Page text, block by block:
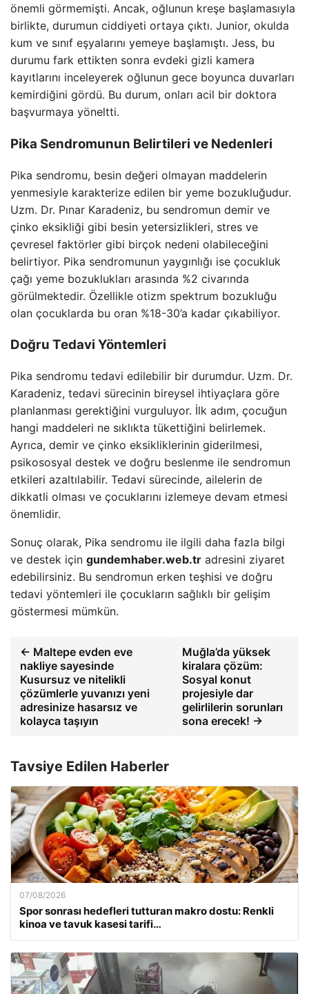
önemli görmemişti. Ancak, oğlunun kreşe başlamasıyla
birlikte, durumun ciddiyeti ortaya çıktı. Junior, okulda
kum ve sınıf eşyalarını yemeye başlamıştı. Jess, bu
durumu fark ettikten sonra evdeki gizli kamera
kayıtlarını inceleyerek oğlunun gece boyunca duvarları
kemirdiğini gördü. Bu durum, onları acil bir doktora
başvurmaya yöneltti.
Pika Sendromunun Belirtileri ve Nedenleri
Pika sendromu, besin değeri olmayan maddelerin
yenmesiyle karakterize edilen bir yeme bozukluğudur.
Uzm. Dr. Pınar Karadeniz, bu sendromun demir ve
çinko eksikliği gibi besin yetersizlikleri, stres ve
çevresel faktörler gibi birçok nedeni olabileceğini
belirtiyor. Pika sendromunun yaygınlığı ise çocukluk
çağı yeme bozuklukları arasında %2 civarında
görülmektedir. Özellikle otizm spektrum bozukluğu
olan çocuklarda bu oran %18-30’a kadar çıkabiliyor.
Doğru Tedavi Yöntemleri
Pika sendromu tedavi edilebilir bir durumdur. Uzm. Dr.
Karadeniz, tedavi sürecinin bireysel ihtiyaçlara göre
planlanması gerektiğini vurguluyor. İlk adım, çocuğun
hangi maddeleri ne sıklıkta tükettiğini belirlemek.
Ayrıca, demir ve çinko eksikliklerinin giderilmesi,
psikososyal destek ve doğru beslenme ile sendromun
etkileri azaltılabilir. Tedavi sürecinde, ailelerin de
dikkatli olması ve çocuklarını izlemeye devam etmesi
önemlidir.
Sonuç olarak, Pika sendromu ile ilgili daha fazla bilgi
ve destek için gundemhaber.web.tr adresini ziyaret
edebilirsiniz. Bu sendromun erken teşhisi ve doğru
tedavi yöntemleri ile çocukların sağlıklı bir gelişim
göstermesi mümkün.
← Maltepe evden eve
nakliye sayesinde
Kusursuz ve nitelikli
çözümlerle yuvanızı yeni
adresinize hasarsız ve
kolayca taşıyın
Muğla’da yüksek
kiralara çözüm:
Sosyal konut
projesiyle dar
gelirlilerin sorunları
sona erecek! →
Tavsiye Edilen Haberler
07/08/2026
Spor sonrası hedefleri tutturan makro dostu: Renkli
kinoa ve tavuk kasesi tarifi…